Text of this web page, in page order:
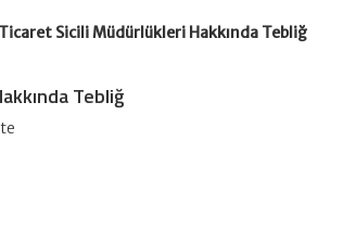
Ticaret Sicili Müdürlükleri Hakkında Tebliğ
Tebliğ